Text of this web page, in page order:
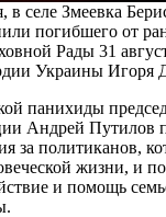
в селе Змеевка
погибшего от
Рады 31
Украины Игоря
панихиды
Андрей Путилов
за политиканов,
жизни, и
и помощь